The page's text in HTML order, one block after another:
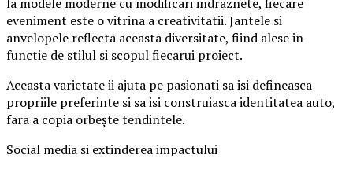
eveniment este o vitrina a creativitatii. Jantele si
anvelopele reflecta aceasta diversitate, fiind alese in
functie de stilul si scopul fiecarui proiect.
Aceasta varietate ii ajuta pe pasionati sa isi defineasca
propriile preferinte si sa isi construiasca identitatea auto,
fara a copia orbește tendintele.
Social media si extinderea impactului